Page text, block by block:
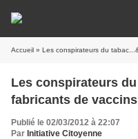
Accueil » Les conspirateurs du
Les conspirateurs
fabricants de
Publié le 02/03/2012 à 22:07
Par Initiative Citoyenne